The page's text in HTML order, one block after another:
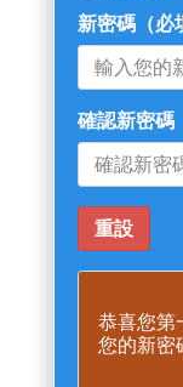
新密碼 （必
確認新密碼
恭喜您第
您的新密